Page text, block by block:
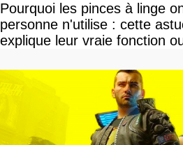
Pourquoi les pinces à linge
personne n'utilise : cette
explique leur vraie fonction